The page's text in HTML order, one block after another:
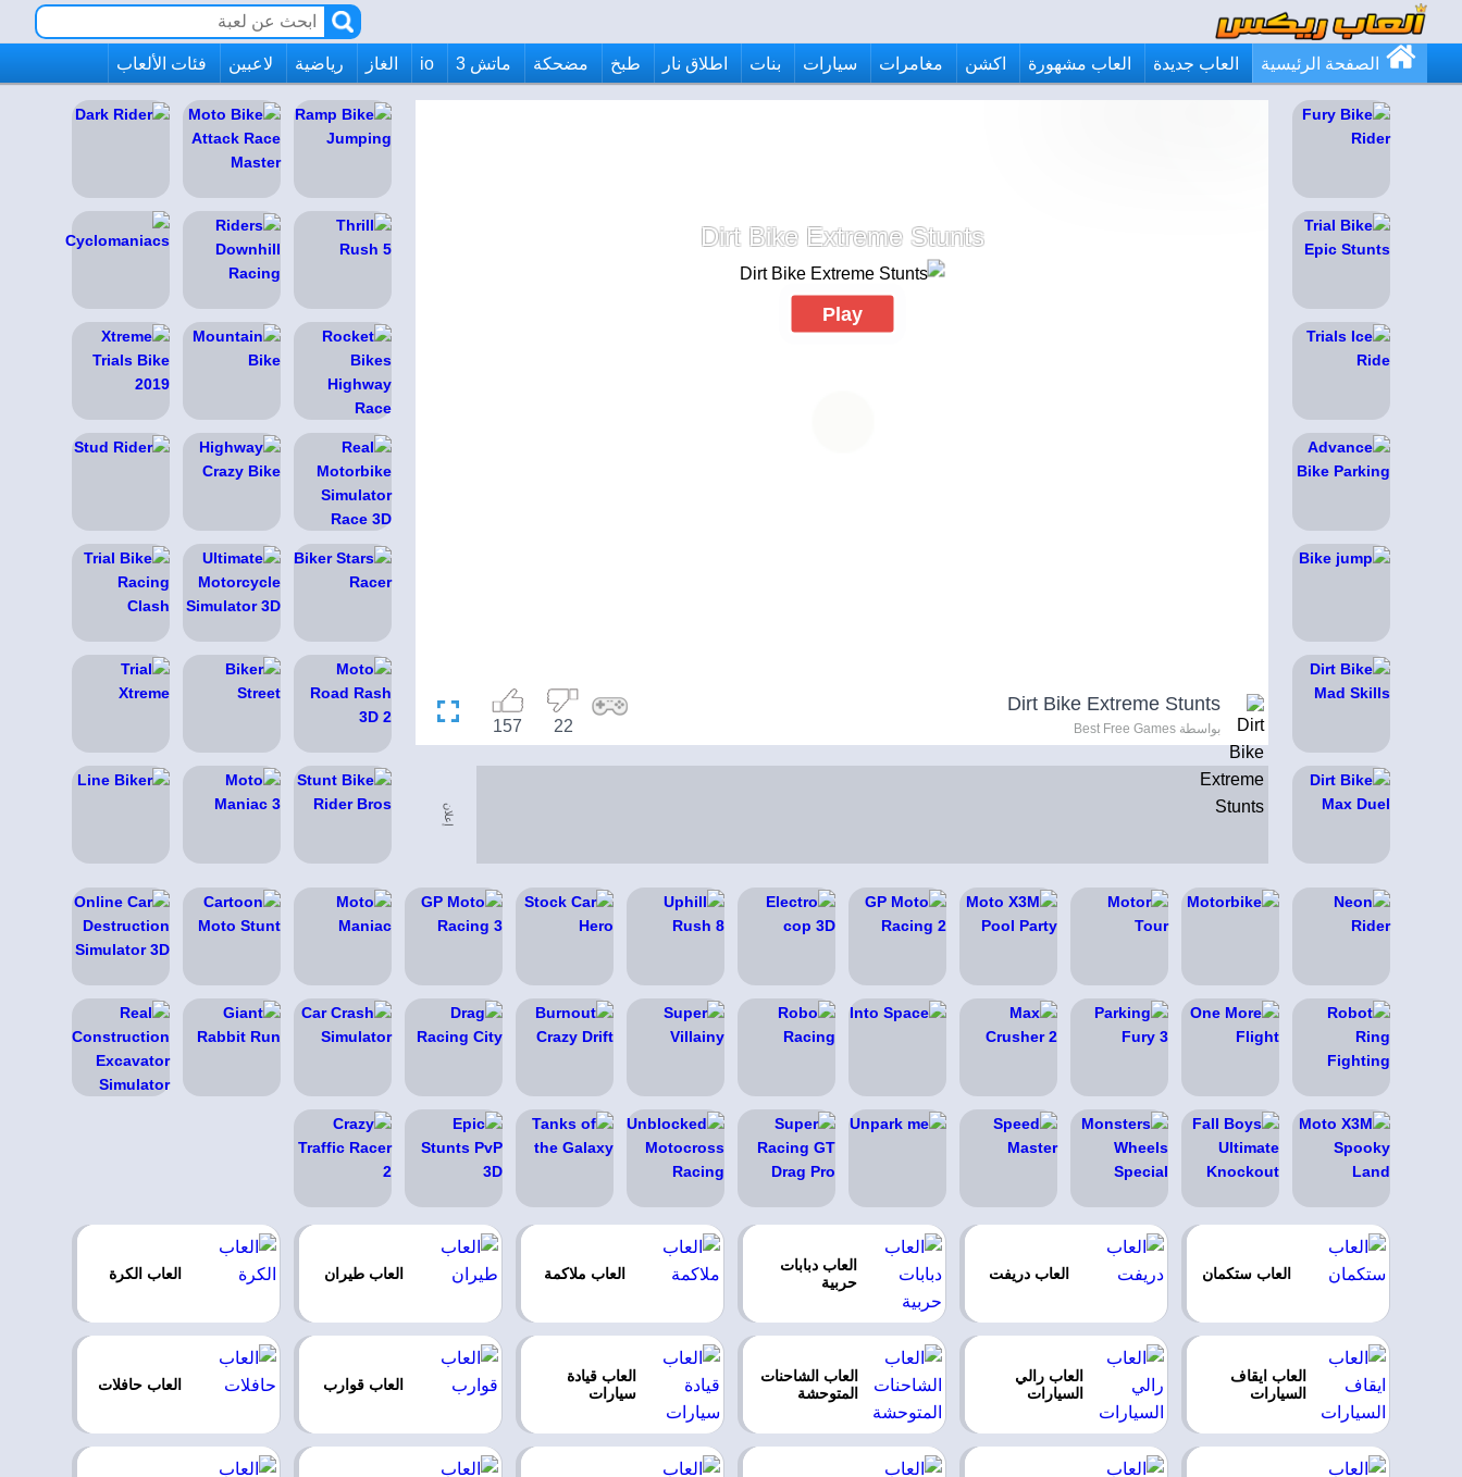
الصفحة الرئيسية العاب جديدة العاب مشهورة اكشن مغامرات سيارات بنات اطلاق نار طبخ مضحكة ماتش 3 io الغاز رياضية لاعبين فئات الألعاب
Dirt Bike Extreme Stunts
Play
Dirt Bike Extreme Stunts
بواسطة Best Free Games 22
157
إعلان
العاب ستكمان العاب دريفت
العاب دبابات
حربية
العاب ملاكمة العاب طيران العاب الكرة
العاب ايقاف
السيارات
العاب رالي
السيارات
العاب الشاحنات
المتوحشة
العاب قيادة
سيارات
العاب قوارب العاب حافلات